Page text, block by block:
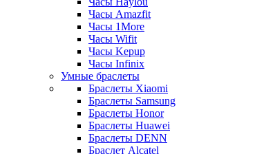
Часы Amazfit
Часы 1More
Часы Wifit
Часы Kepup
Часы Infinix
Умные браслеты
Браслеты Xiaomi
Браслеты Samsung
Браслеты Honor
Браслеты Huawei
Браслеты DENN
Браслет Alcatel